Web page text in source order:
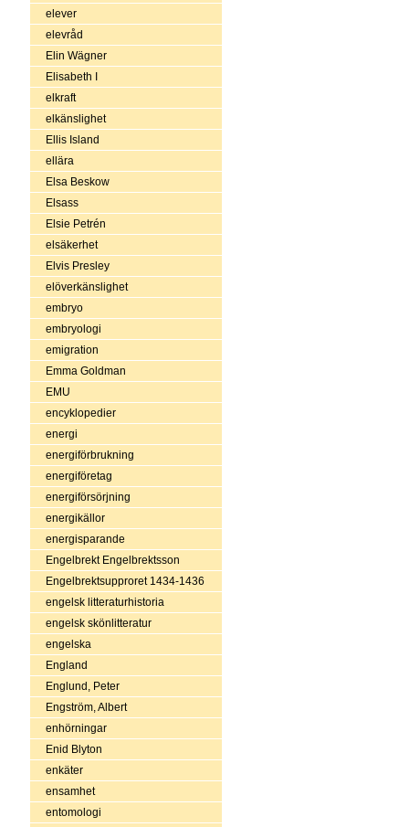
elever
elevråd
Elin Wägner
Elisabeth I
elkraft
elkänslighet
Ellis Island
ellära
Elsa Beskow
Elsass
Elsie Petrén
elsäkerhet
Elvis Presley
elöverkänslighet
embryo
embryologi
emigration
Emma Goldman
EMU
encyklopedier
energi
energiförbrukning
energiföretag
energiförsörjning
energikällor
energisparande
Engelbrekt Engelbrektsson
Engelbrektsupproret 1434-1436
engelsk litteraturhistoria
engelsk skönlitteratur
engelska
England
Englund, Peter
Engström, Albert
enhörningar
Enid Blyton
enkäter
ensamhet
entomologi